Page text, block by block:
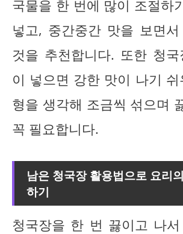
국물을 한 번에 많이 조절하
넣고, 중간중간 맛을 보면
것을 추천합니다. 또한 청
이 넣으면 강한 맛이 나기
형을 생각해 조금씩 섞으며
꼭 필요합니다.
남은 청국장 활용법으로 요리
하기
청국장을 한 번 끓이고 나